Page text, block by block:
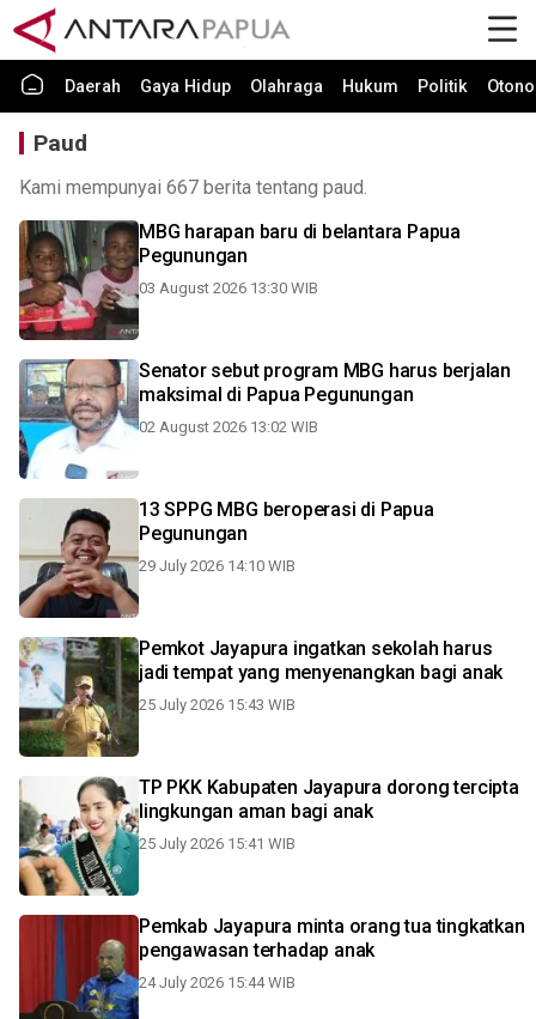
Daerah Gaya Hidup Olahraga Hukum Politik
Paud
Kami mempunyai 667 berita tentang paud.
MBG harapan baru di belantara Papua
Pegunungan
03 August 2026 13:30 WIB
Senator sebut program MBG harus berjalan
maksimal di Papua Pegunungan
02 August 2026 13:02 WIB
13 SPPG MBG beroperasi di Papua
Pegunungan
29 July 2026 14:10 WIB
Pemkot Jayapura ingatkan sekolah harus
jadi tempat yang menyenangkan bagi anak
25 July 2026 15:43 WIB
TP PKK Kabupaten Jayapura dorong tercipta
lingkungan aman bagi anak
25 July 2026 15:41 WIB
Pemkab Jayapura minta orang tua tingkatkan
pengawasan terhadap anak
24 July 2026 15:44 WIB